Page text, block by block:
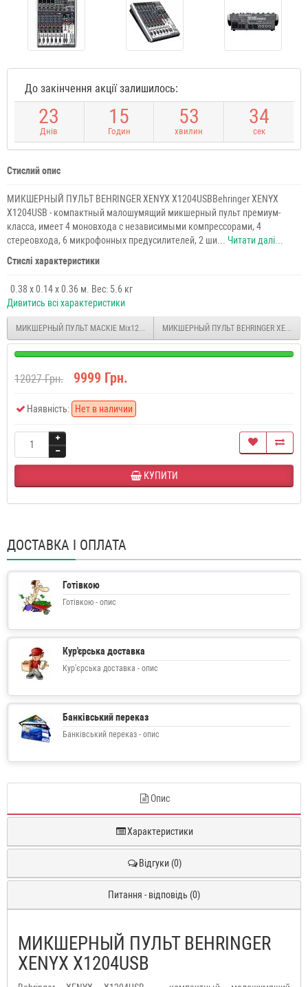
До закінчення акції залишилось:
23
Днів
1 5
Годин
53
хвилин
33
сек
Стислий опис
МИКШЕРНЫЙ ПУЛЬТ BEHRINGER XENYX X1204USBBehringer XENYX
X1204USB - компактный малошумящий микшерный пульт премиум-
класса, имеет 4 моновхода с независимыми компрессорами, 4
стереовхода, 6 микрофонных предусилителей, 2 ши... Читати далі...
Стислі характеристики
0.38 x 0.14 x 0.36 м. Вес: 5.6 кг
Дивитись всі характеристики
МИКШЕРНЫЙ ПУЛЬТ MACKIE Mix12FX МИКШЕРНЫЙ ПУЛЬТ BEHRINGER XENYX
12027 Грн. 9999 Грн.
Наявність: Нет в наличии
КУПИТИ
ДОСТАВКА І ОПЛАТА
Готівкою
Готівкою - опис
Кур'єрська доставка
Кур'єрська доставка - опис
Банківський переказ
Банківський переказ - опис
Опис
Характеристики
Відгуки (0)
Питання - відповідь (0)
МИКШЕРНЫЙ ПУЛЬТ BEHRINGER
XENYX X1204USB